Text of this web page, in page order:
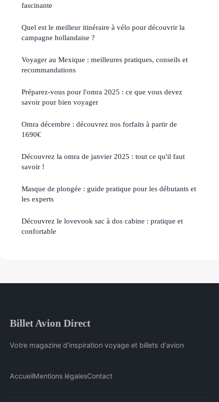
fascinante
Quel est le meilleur itinéraire à vélo pour découvrir la
campagne hollandaise ?
Voyager au Mexique : meilleures pratiques, conseils et
recommandations
Préparez-vous pour l'omra 2025 : ce que vous devez
savoir pour bien voyager
Omra décembre : découvrez nos forfaits à partir de
1690€
Découvrez la omra de janvier 2025 : tout ce qu'il faut
savoir !
Masque de plongée : guide pratique pour les débutants et
les experts
Découvrez le lovevook sac à dos cabine : pratique et
confortable
Billet Avion Direct
Votre magazine d'inspiration voyage et billets d'avion
AccueilMentions légalesContact